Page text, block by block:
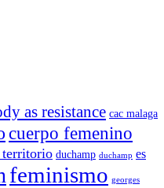
as resistance cac malaga
cuerpo femenino
territorio duchamp duchamp es
feminismo georges